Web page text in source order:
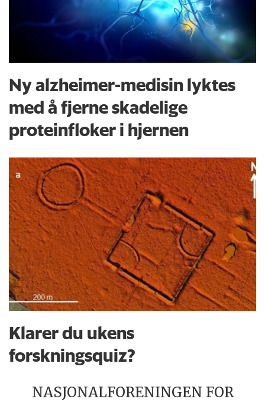
Ny alzheimer-medisin lyktes
med å fjerne skadelige
proteinfloker i hjernen
Klarer du ukens
forskningsquiz?
NASJONALFORENINGEN FOR